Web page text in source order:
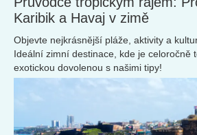
Karibik a Havaj v zimě
Objevte nejkrásnější pláže, aktivity a
Ideální zimní destinace, kde je celoročně
exotickou dovolenou s našimi tipy!